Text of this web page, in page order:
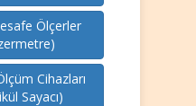
Ölçerler
Cihazları
Sayacı)